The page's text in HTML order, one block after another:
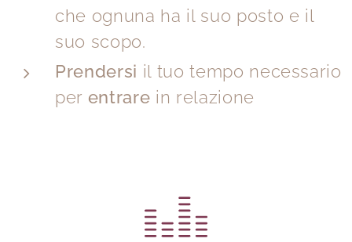
che ognuna ha il suo posto e il
suo scopo.
Prendersi il tuo tempo necessario
per entrare in relazione